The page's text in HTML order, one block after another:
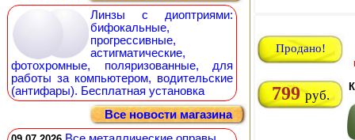
Линзы с диоптриями:
бифокальные,
прогрессивные,
астигматические,
фотохромные, поляризованные, для
работы за компьютером, водительские
(антифары). Бесплатная установка
Все новости магазина
Продано!
799 руб.